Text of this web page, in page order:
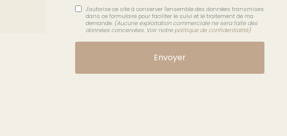
J'autorise ce site à conserver l'ensemble des données transmises
dans ce formulaire pour faciliter le suivi et le traitement de ma
demande. (Aucune exploitation commerciale ne sera faite des
données concervées. Voir notre politique de confidentialité)